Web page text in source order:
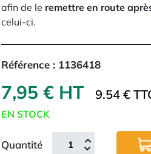
afin de le remettre en route
celui-ci.
Référence : 1136418
7,95 € HT 9.54 €
EN STOCK
Quantité